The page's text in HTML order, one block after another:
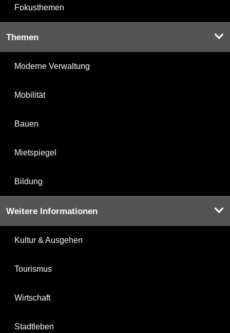
Fokusthemen
Themen
Moderne Verwaltung
Mobilität
Bauen
Mietspiegel
Bildung
Weitere Informationen
Kultur & Ausgehen
Tourismus
Wirtschaft
Stadtleben